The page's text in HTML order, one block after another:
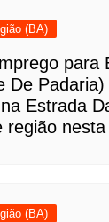
(BA)
para
De
Estrada
região
(BA)